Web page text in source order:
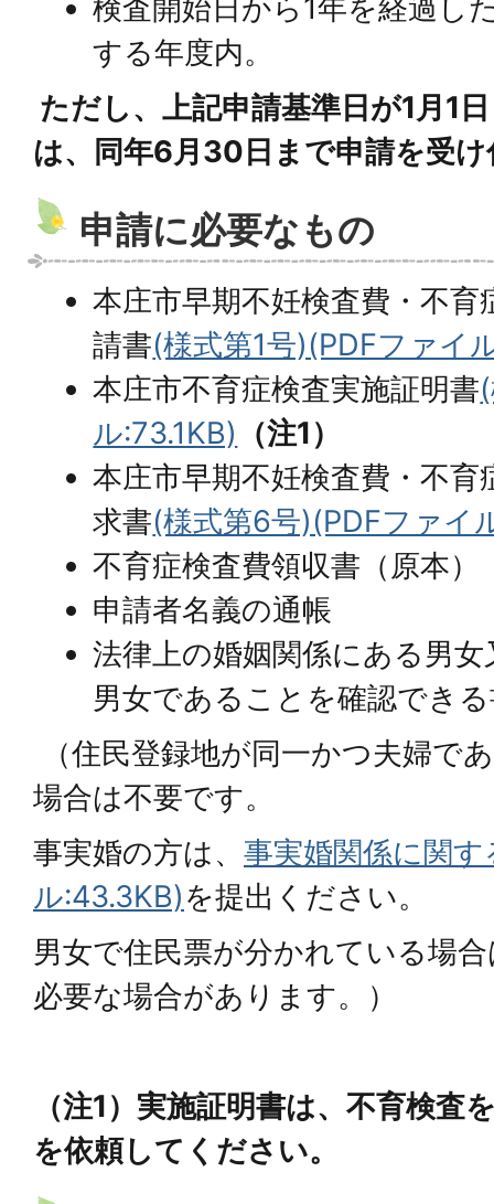
検査開始日から1年を経過し
する年度内。
ただし、上記申請基準日が1月1
は、同年6月30日まで申請を受
申請に必要なもの
本庄市早期不妊検査費・不育
請書(様式第1号)(PDFファイ
本庄市不育症検査実施証明書
ル:73.1KB)
（注1）
本庄市早期不妊検査費・不育
求書(様式第6号)(PDFファイ
不育症検査費領収書（原本）
申請者名義の通帳
法律上の婚姻関係にある男
男女であることを確認でき
（住民登録地が同一かつ夫婦で
場合は不要です。
事実婚の方は、 事実婚関係に関
ル:43.3KB)を提出ください。
男女で住民票が分かれている場
必要な場合があります。）
（注1）実施証明書は、不育検査
を依頼してください。